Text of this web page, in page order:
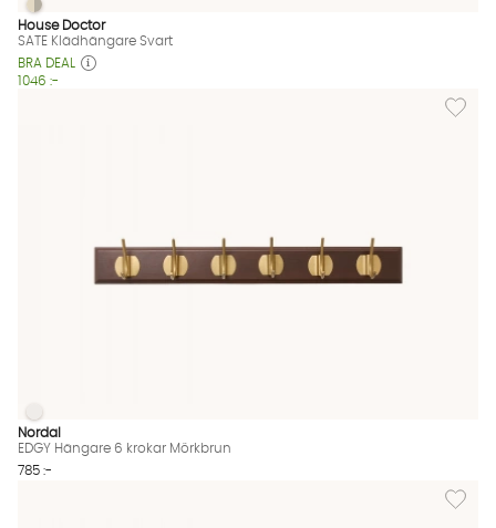
SATE Klädhängare Svart Finns även i dessa färger:
SATE Klädhängare Svart
House Doctor
SATE Klädhängare Svart
BRA DEAL
1046 :-
Lägg
EDGY Hängare 6 krokar Mörkbrun Finns även i dessa färger:
EDGY Hängare 6 krokar Mörkbrun
Nordal
EDGY Hängare 6 krokar Mörkbrun
785 :-
Lägg